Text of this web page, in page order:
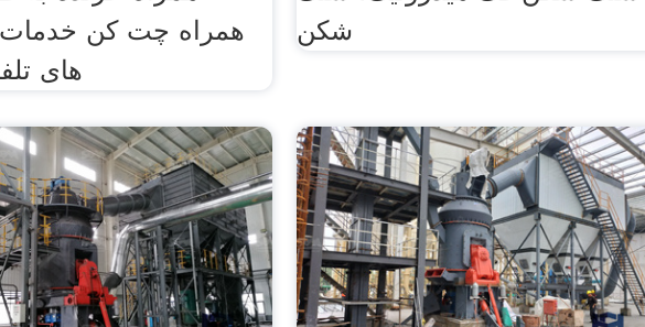
همراه چت کن
های
شکن